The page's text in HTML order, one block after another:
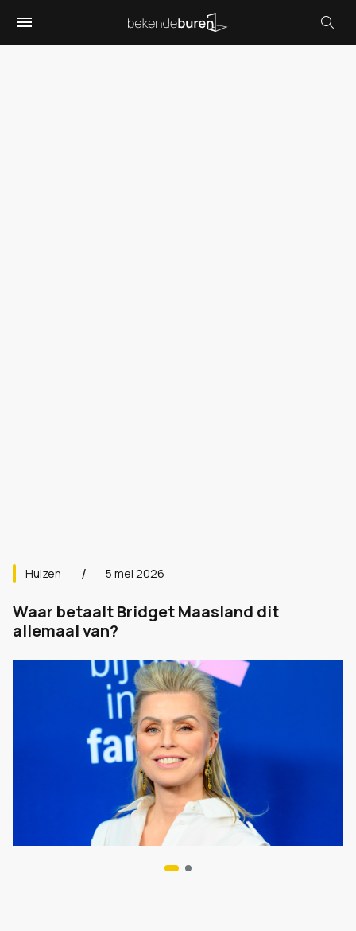
Huizen 5 mei 2026
Waar betaalt Bridget Maasland dit
allemaal van?